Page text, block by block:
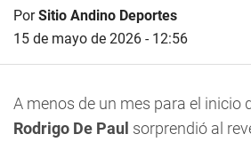
PorSitio Andino Deportes
15 de mayo de 2026 - 12:56
A menos de un mes para el inicio
Rodrigo De Paul sorprendió al